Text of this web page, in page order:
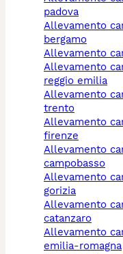
padova
allevamento cani
bergamo
allevamento
allevamento cani
reggio emilia
allevamento cani
trento
allevamento cani
firenze
allevamento cani
campobasso
allevamento cani
gorizia
allevamento cani
catanzaro
allevamento cani
emilia-romagna